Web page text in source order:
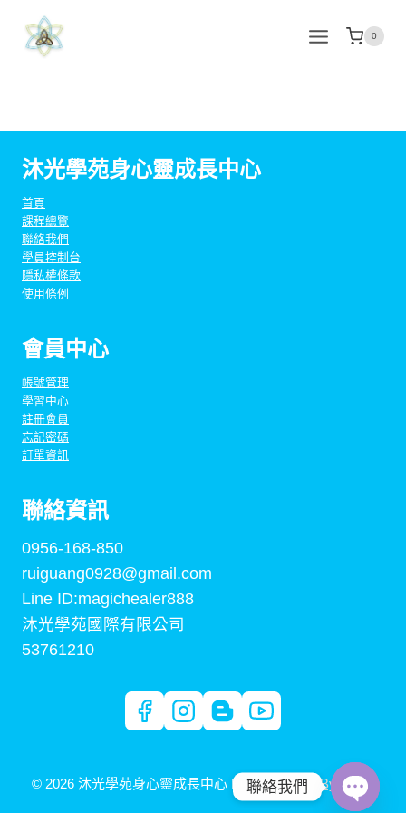
0
沐光學苑身心靈成長中心
首頁
課程總覽
聯絡我們
學員控制台
隱私權條款
使用條例
會員中心
帳號管理
學習中心
註冊會員
忘記密碼
訂單資訊
聯絡資訊
0956-168-850
ruiguang0928@gmail.com
Line ID:magichealer888
沐光學苑國際有限公司
53761210
© 2026 沐光學苑身心靈成長中心 Built ByDigital By Arden
聯絡我們